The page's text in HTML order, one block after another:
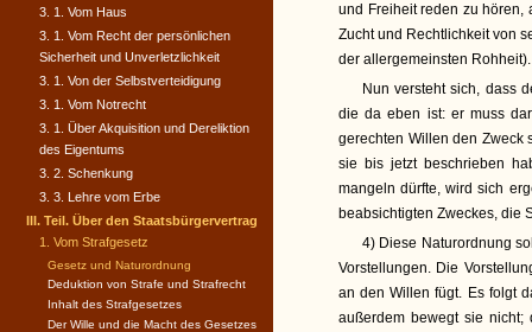
und Freiheit reden zu hören,
Zucht und Rechtlichkeit von
der allergemeinsten Rohheit).
Nun versteht sich, dass
die da eben ist: er muss
gerechten Willen den Zweck
sie bis jetzt beschrieben
mangeln dürfte, wird sich
beabsichtigten Zweckes, die
4) Diese Naturordnung
Vorstellungen. Die
an den Willen fügt. Es folgt
außerdem bewegt sie
3. 1. Vom Haus
3. 1. Vom Recht der persönlichen
Sicherheit und Unverletzlichkeit
3. 1. Von der Selbstverteidigung
3. 1. Vom Notrecht
3. 1. Über Akquisition und Dereliktion
des Eigentums
3. 2. Schenkung
3. 3. Lehre vom Erbe
III. Teil. Über den Staatsbürgervertrag
1. Vom Strafgesetz
Gesetz und Naturordnung
Deduktion von Strafe und Strafrecht
Inhalt des Strafgesetzes
Der Wille und die Macht des Gesetzes